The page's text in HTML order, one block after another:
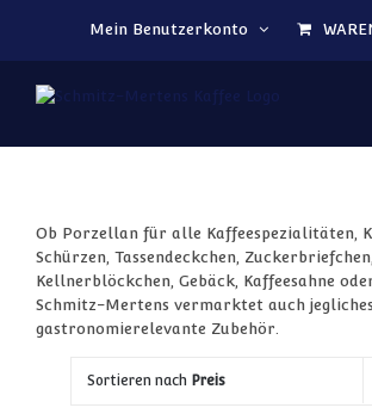
Mein Benutzerkonto
Ob Porzellan für alle Kaffeespezialitäten,
Schürzen, Tassendeckchen, Zuckerbriefchen,
Kellnerblöckchen, Gebäck, Kaffeesahne
Schmitz-Mertens vermarktet auch jegliches
gastronomierelevante Zubehör.
Sortieren nach Preis